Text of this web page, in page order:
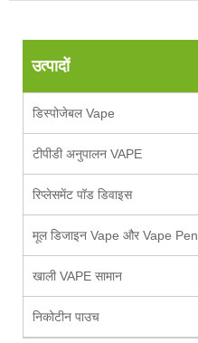
उत्पादों
डिस्पोजेबल Vape
टीपीडी अनुपालन VAPE
रिप्लेसमेंट पॉड डिवाइस
मूल डिजाइन Vape और Vape Pen
खाली VAPE सामान
निकोटीन पाउच